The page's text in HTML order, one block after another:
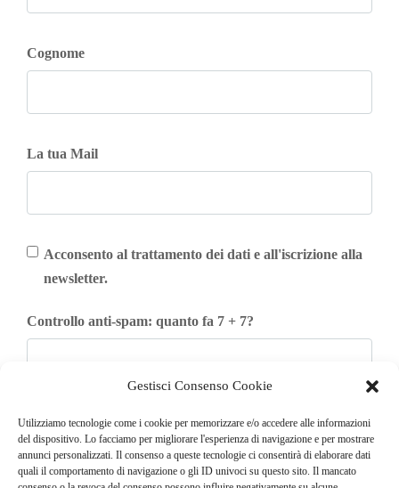
Gestisci Consenso Cookie
Utilizziamo tecnologie come i cookie per memorizzare e/o accedere alle informazioni
del dispositivo. Lo facciamo per migliorare l'esperienza di navigazione e per mostrare
annunci personalizzati. Il consenso a queste tecnologie ci consentirà di elaborare dati
quali il comportamento di navigazione o gli ID univoci su questo sito. Il mancato
Cognome
La tua Mail
Acconsento al trattamento dei dati e all'iscrizione alla
newsletter.
Controllo anti-spam: quanto fa 7 + 7?
Iscriviti